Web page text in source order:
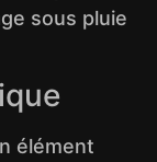
sous pluie
élément